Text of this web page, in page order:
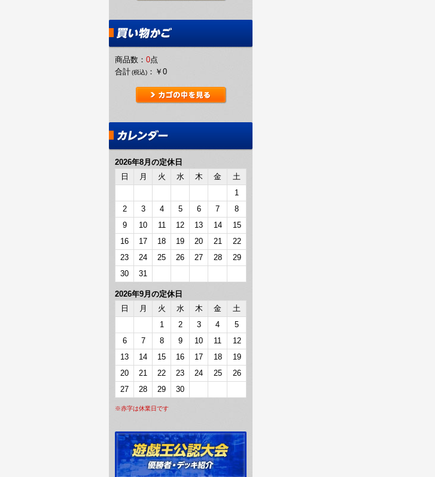
商品数： 0点
合計(税込) ： ￥0
2026年8月の定休日
日
月 火 水 木 金
土
1
2
3 4 5 6 7
8
9
10 11 12 13 14
15
16
17 18 19 20 21
22
23
24 25 26 27 28
29
30
31
2026年9月の定休日
日
月 火 水 木 金
土
1
2 3 4
5
6
7 8 9 10 11
12
13
14 15 16 17 18
19
20
21 22 23 24 25
26
27
28 29 30
※赤字は休業日です